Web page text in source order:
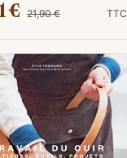
€ 21,90 € TTC